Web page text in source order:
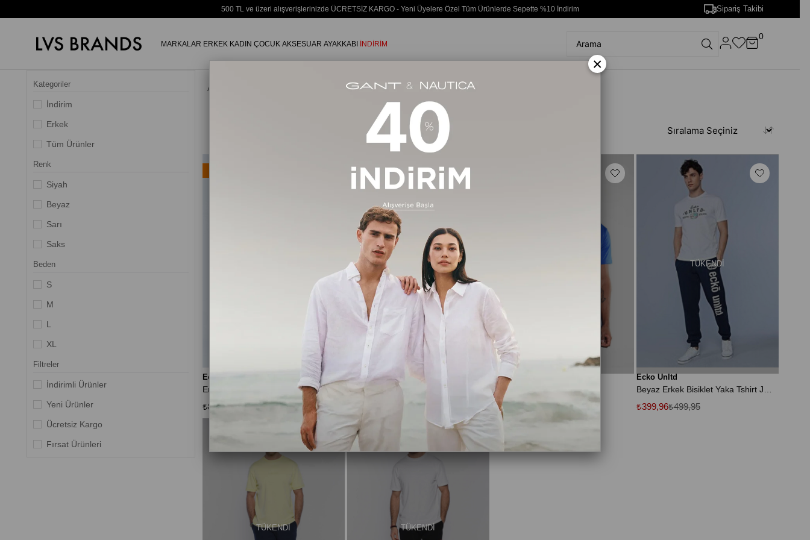
500 TL ve üzeri alışverişlerinizde ÜCRETSİZ KARGO - Yeni Üyelere Özel Tüm Ürünlerde Sepette %10 İndirim Sipariş Takibi
MARKALAR ERKEK KADIN ÇOCUK AKSESUAR AYAKKABI İNDİRİM
0
Kategoriler
İndirim
Erkek
Tüm Ürünler
Renk
Siyah
Beyaz
Sarı
Saks
Beden
S
M
L
XL
Filtreler
İndirimli Ürünler
Yeni Ürünler
Ücretsiz Kargo
Fırsat Ürünleri
Anasayfa
Ecko Unltd
Erkek Kargo Cepli Şort
₺899,90
TÜKENDI
Ecko Unltd Ecko Unltd
Joshua Saks Erkek Tshirt
₺399,96
TÜKENDI
Ecko Unltd
₺399,96₺499,95
TÜKENDI TÜKENDI
×